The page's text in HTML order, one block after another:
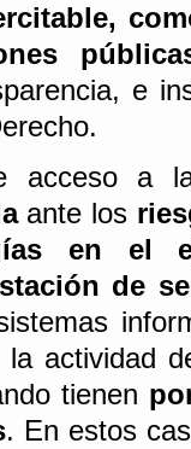
e
ante los
en el
de
la actividad
tienen
. En estos